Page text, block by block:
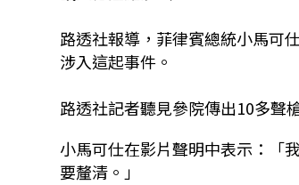
路透社報導，菲律賓總統小馬可
涉入這起事件。
路透社記者聽見參院傳出10多聲
小馬可仕在影片聲明中表示：「
要釐清。」